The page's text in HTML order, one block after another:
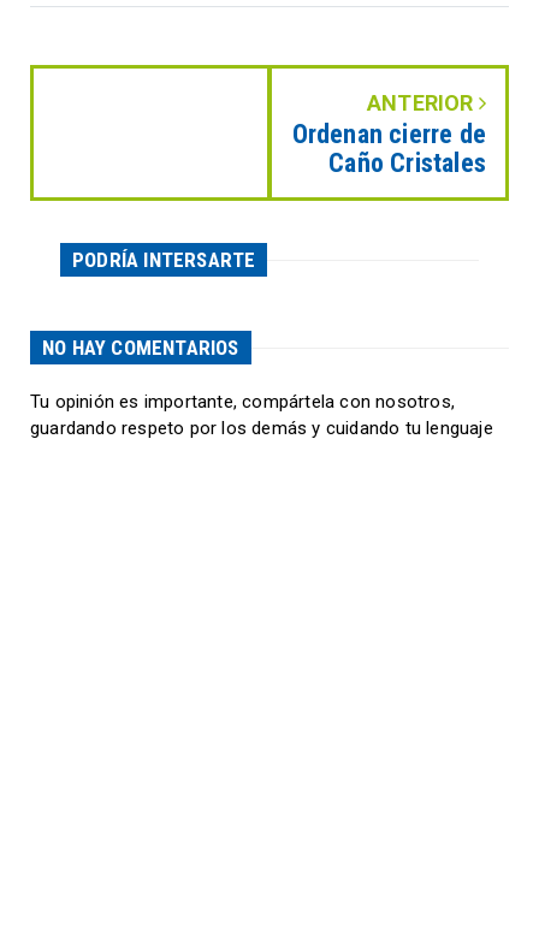
ANTERIOR
Ordenan cierre de
Caño Cristales
PODRÍA INTERSARTE
NO HAY COMENTARIOS
Tu opinión es importante, compártela con nosotros,
guardando respeto por los demás y cuidando tu lenguaje